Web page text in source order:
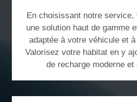
En choisissant notre
une solution haut de gamme
adaptée à votre véhicule et
Valorisez votre habitat en y
de recharge moderne et